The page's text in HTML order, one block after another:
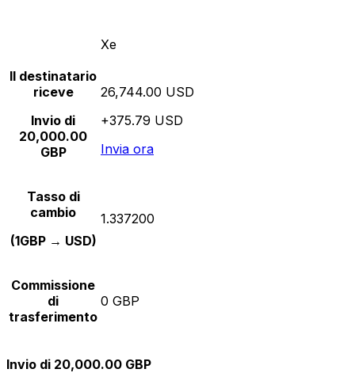
Xe
Il destinatario
riceve
Invio di
20,000.00
GBP
26,744.00 USD
+375.79 USD
Invia ora
Tasso di
cambio
(1GBP → USD)
1.337200
Commissione
di
trasferimento
0 GBP
Invio di 20,000.00 GBP